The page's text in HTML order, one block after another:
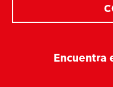
Encuentra